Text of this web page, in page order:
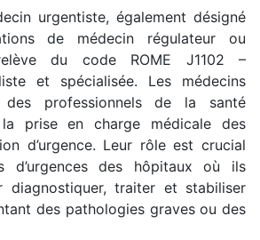
urgentiste, également désigné
de médecin régulateur ou
relève du code ROME J1102 –
et spécialisée. Les médecins
des professionnels de la santé
la prise en charge médicale des
d’urgence. Leur rôle est crucial
d’urgences des hôpitaux où ils
diagnostiquer, traiter et stabiliser
des pathologies graves ou des